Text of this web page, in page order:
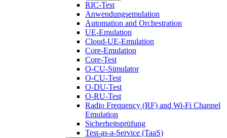
RIC-Test
Anwendungsemulation
Automation and Orchestration
UE-Emulation
Cloud-UE-Emulation
Core-Emulation
Core-Test
O-CU-Simulator
O-CU-Test
O-DU-Test
O-RU-Test
Radio Frequency (RF) and Wi-Fi Channel
Emulation
Sicherheitsprüfung
Test-as-a-Service (TaaS)